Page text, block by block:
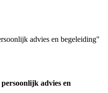
advies en begeleiding"
advies en